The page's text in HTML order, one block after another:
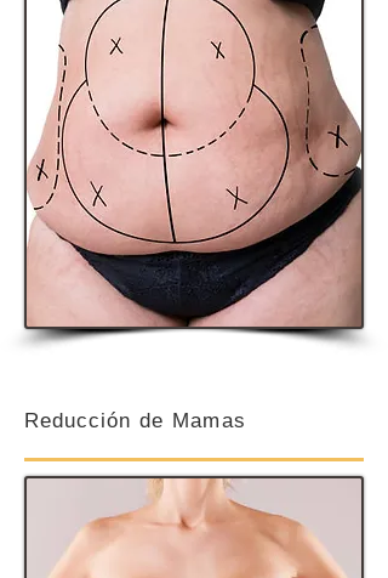
Reducción de Mamas